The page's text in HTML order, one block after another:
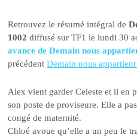
Retrouvez le résumé intégral de
1002 diffusé sur TF1 le lundi 30
avance de Demain nous
précédentDemain nous
Alex vient garder Celeste et il en
son poste de proviseure. Elle a
congé de maternité.
Chloé avoue qu’elle a un peu le